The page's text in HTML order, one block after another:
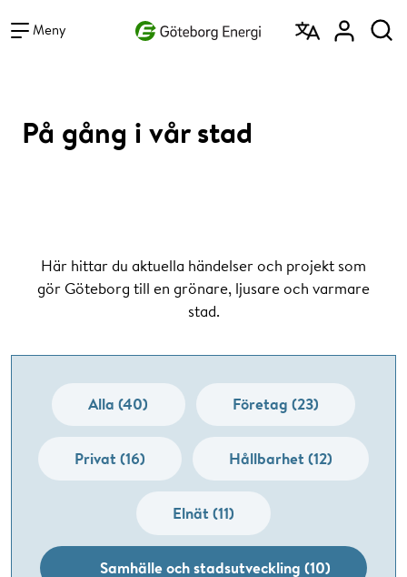
Meny
På gång i vår stad
Här hittar du aktuella händelser och projekt som
gör Göteborg till en grönare, ljusare och varmare
stad.
Alla (40) Företag (23)
Privat (16) Hållbarhet (12)
Elnät (11)
Samhälle och stadsutveckling (10)